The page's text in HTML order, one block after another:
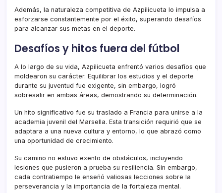
Además, la naturaleza competitiva de Azpilicueta lo impulsa a
esforzarse constantemente por el éxito, superando desafíos
para alcanzar sus metas en el deporte.
Desafíos y hitos fuera del fútbol
A lo largo de su vida, Azpilicueta enfrentó varios desafíos que
moldearon su carácter. Equilibrar los estudios y el deporte
durante su juventud fue exigente, sin embargo, logró
sobresalir en ambas áreas, demostrando su determinación.
Un hito significativo fue su traslado a Francia para unirse a la
academia juvenil del Marsella. Esta transición requirió que se
adaptara a una nueva cultura y entorno, lo que abrazó como
una oportunidad de crecimiento.
Su camino no estuvo exento de obstáculos, incluyendo
lesiones que pusieron a prueba su resiliencia. Sin embargo,
cada contratiempo le enseñó valiosas lecciones sobre la
perseverancia y la importancia de la fortaleza mental.